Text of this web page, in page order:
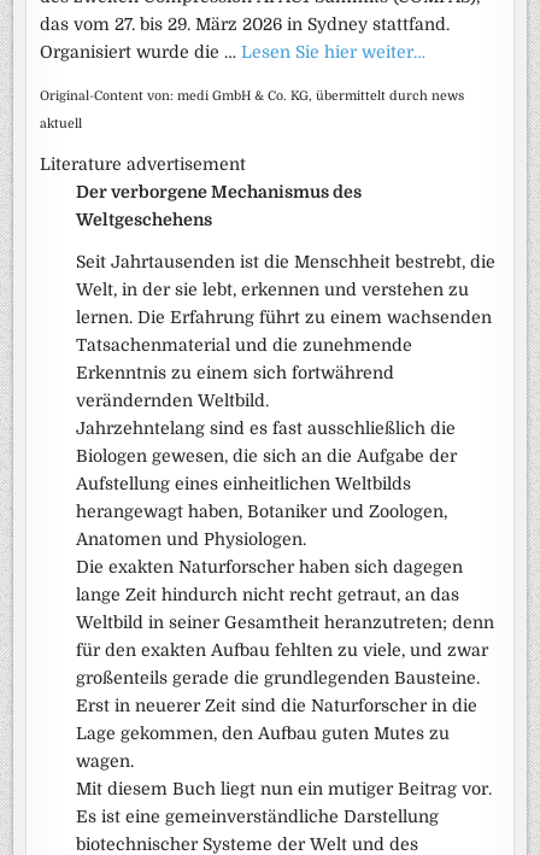
das vom 27. bis 29. März 2026 in Sydney stattfand.
Organisiert wurde die …Lesen Sie hier weiter…
Original-Content von: medi GmbH & Co. KG, übermittelt durch news
aktuell
Literature advertisement
Der verborgene Mechanismus des
Weltgeschehens
Seit Jahrtausenden ist die Menschheit bestrebt, die
Welt, in der sie lebt, erkennen und verstehen zu
lernen. Die Erfahrung führt zu einem wachsenden
Tatsachenmaterial und die zunehmende
Erkenntnis zu einem sich fortwährend
verändernden Weltbild.
Jahrzehntelang sind es fast ausschließlich die
Biologen gewesen, die sich an die Aufgabe der
Aufstellung eines einheitlichen Weltbilds
herangewagt haben, Botaniker und Zoologen,
Anatomen und Physiologen.
Die exakten Naturforscher haben sich dagegen
lange Zeit hindurch nicht recht getraut, an das
Weltbild in seiner Gesamtheit heranzutreten; denn
für den exakten Aufbau fehlten zu viele, und zwar
großenteils gerade die grundlegenden Bausteine.
Erst in neuerer Zeit sind die Naturforscher in die
Lage gekommen, den Aufbau guten Mutes zu
wagen.
Mit diesem Buch liegt nun ein mutiger Beitrag vor.
Es ist eine gemeinverständliche Darstellung
biotechnischer Systeme der Welt und des